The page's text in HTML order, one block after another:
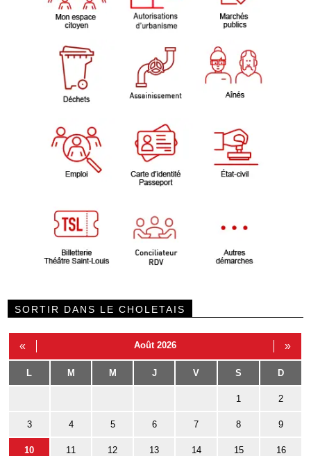
SORTIR DANS LE CHOLETAIS
« Août 2026 »
L M M J V S D
1 2
3 4 5 6 7 8 9
10 11 12 13 14 15 16